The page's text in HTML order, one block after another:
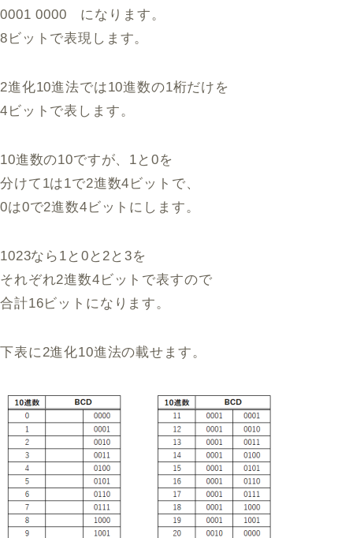
0001 0000 になります。
8ビットで表現します。
2進化10進法では10進数の1桁だけを
4ビットで表します。
10進数の10ですが、1と0を
分けて1は1で2進数4ビットで、
0は0で2進数4ビットにします。
1023なら1と0と2と3を
それぞれ2進数4ビットで表すので
合計16ビットになります。
下表に2進化10進法の載せます。